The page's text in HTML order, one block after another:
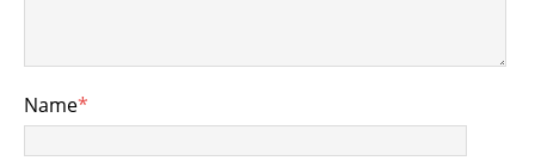
Name*